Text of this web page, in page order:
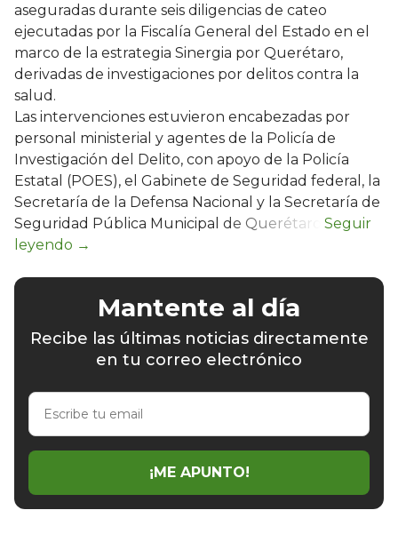
aseguradas durante seis diligencias de cateo
ejecutadas por la Fiscalía General del Estado en el
marco de la estrategia Sinergia por Querétaro,
derivadas de investigaciones por delitos contra la
salud.
Las intervenciones estuvieron encabezadas por
personal ministerial y agentes de la Policía de
Investigación del Delito, con apoyo de la Policía
Estatal (POES), el Gabinete de Seguridad federal, la
Secretaría de la Defensa Nacional y la Secretaría de
Seguridad Pública Municipal de Querétaro.
Mantente al día
Recibe las últimas noticias directamente
en tu correo electrónico
Escribe
email
¡ME APUNTO!